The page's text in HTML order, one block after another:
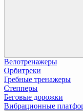
Велотренажеры
Орбитреки
Гребные тренажеры
Степперы
Беговые дорожки
Вибрационные